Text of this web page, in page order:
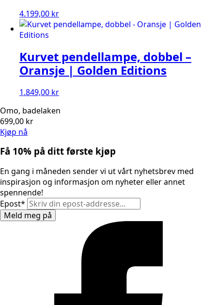
4.199,00 kr
Kurvet pendellampe, dobbel –
Oransje | Golden Editions
1.849,00 kr
Omo, badelaken
699,00 kr
Kjøp nå
Få 10% på ditt første kjøp
En gang i måneden sender vi ut vårt nyhetsbrev med
inspirasjon og informasjon om nyheter eller annet
spennende!
Epost*
Meld meg på